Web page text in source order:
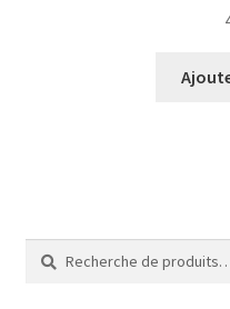
Recherche
pour :
Recherche